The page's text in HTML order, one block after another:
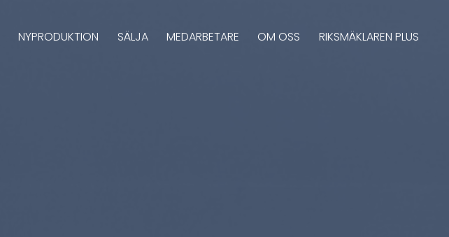
NYPRODUKTION SÄLJA MEDARBETARE OM OSS RIKSMÄKLAREN PLUS